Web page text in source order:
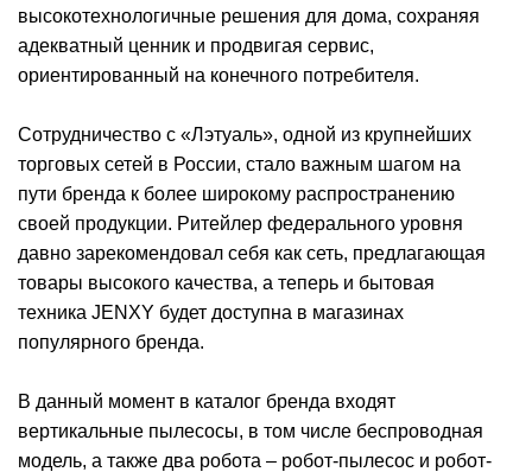
высокотехнологичные решения для дома, сохраняя
адекватный ценник и продвигая сервис,
ориентированный на конечного потребителя.
Сотрудничество с «Лэтуаль», одной из крупнейших
торговых сетей в России, стало важным шагом на
пути бренда к более широкому распространению
своей продукции. Ритейлер федерального уровня
давно зарекомендовал себя как сеть, предлагающая
товары высокого качества, а теперь и бытовая
техника JENXY будет доступна в магазинах
популярного бренда.
В данный момент в каталог бренда входят
вертикальные пылесосы, в том числе беспроводная
модель, а также два робота – робот-пылесос и робот-